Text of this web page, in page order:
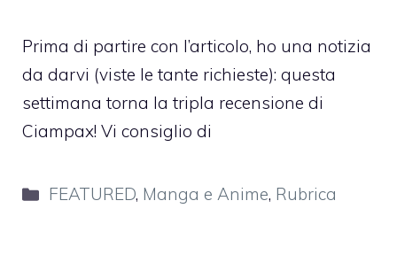
Prima di partire con l’articolo, ho una notizia
da darvi (viste le tante richieste): questa
settimana torna la tripla recensione di
Ciampax! Vi consiglio di
Categorie
FEATURED, Manga e Anime, Rubrica